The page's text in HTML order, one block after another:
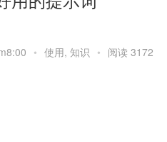
• 使用, 知识 • 阅读 3172